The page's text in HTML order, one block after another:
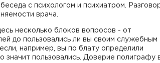
с психологом и психиатром.
врача.
несколько блоков вопросов - от
до пользовались ли вы своим служебным
например, вы по блату определили
значит пользовались. Доверие полиграфу